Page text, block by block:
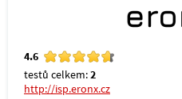
4.6
testů celkem:2
http://isp.eronx.cz